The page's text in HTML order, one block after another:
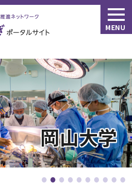
MENU
つ様子
鳥取大学
に欠かせない大切なピース。
京都大学
岡山大学